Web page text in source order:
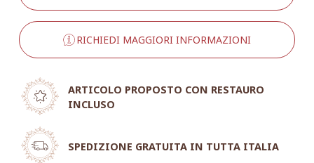
RICHIEDI MAGGIORI INFORMAZIONI
ARTICOLO PROPOSTO CON RESTAURO
INCLUSO
SPEDIZIONE GRATUITA IN TUTTA ITALIA